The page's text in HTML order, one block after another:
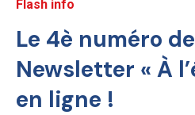
Flash info
Le 4è numéro
Newsletter « À
en ligne !